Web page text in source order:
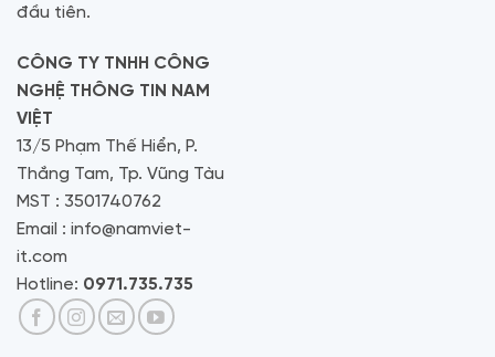
đầu tiên.
CÔNG TY TNHH CÔNG
NGHỆ THÔNG TIN NAM
VIỆT
13/5 Phạm Thế Hiển, P.
Thắng Tam, Tp. Vũng Tàu
MST : 3501740762
Email : info@namviet-
it.com
Hotline: 0971.735.735